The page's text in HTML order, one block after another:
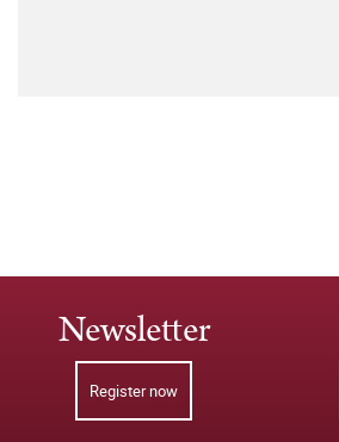
Newsletter
Register now